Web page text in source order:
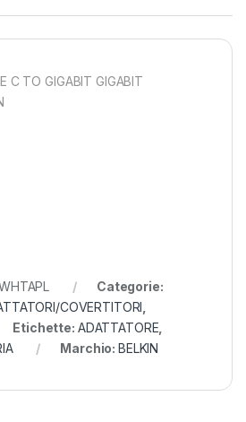
C TO GIGABIT GIGABIT
Categorie:
COVERTITORI
Etichette: ADATTATORE
Marchio: BELKIN